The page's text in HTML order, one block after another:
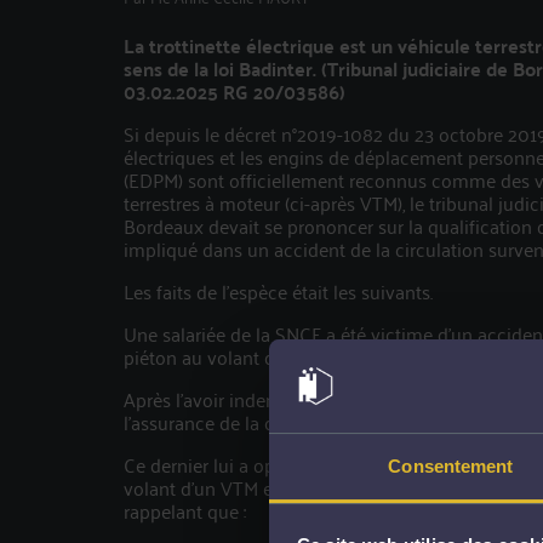
Consentement
La trottinette électrique est un véhicule
sens de la loi Badinter. (Tribunal judiciaire de
03.02.2025 RG 20/03586)
Si depuis le décret n°2019-1082 du 23 octobre
électriques et les engins de déplacement
(EDPM) sont officiellement reconnus comme des
terrestres à moteur (ci-après VTM), le tribunal
Bordeaux devait se prononcer sur la qualification
impliqué dans un accident de la circulation
Les faits de l’espèce était les suivants.
Une salariée de la SNCF a été victime d’un
piéton au volant de sa trottinette électrique, elle a
Après l’avoir indemnisée de ses préjudices, son
l’assurance de la conductrice du véhicule impliqué.
Ce dernier lui a opposé la faute de la victime
volant d’un VTM excluant ainsi toute
rappelant que :